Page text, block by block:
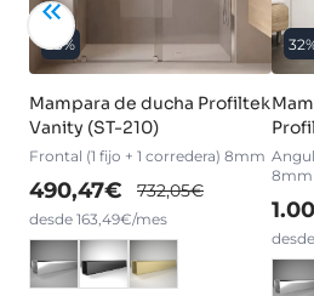
33%
Mampara de ducha Profiltek
Vanity (ST-210)
Frontal (1 fijo + 1 corredera) 8mm
490,47€ 732,05€
desde 163,49€/mes
8mm